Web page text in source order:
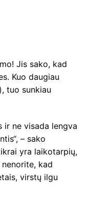
Jis sako, kad
Kuo daugiau
tuo sunkiau
ir ne visada lengva
– sako
yra laikotarpių,
kad
virstų ilgu